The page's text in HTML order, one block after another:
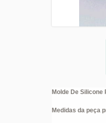
Molde De Silicone
Medidas da peça